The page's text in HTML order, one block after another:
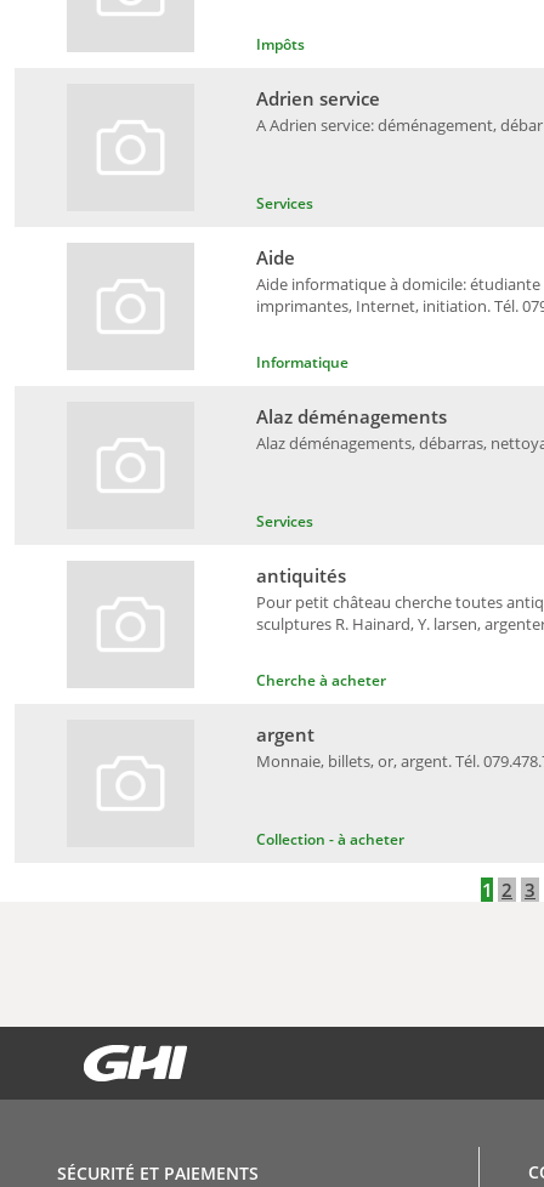
Impôts
Services
A Adrien service: déménagement,
Adrien service
Informatique
Aide informatique à domicile:
imprimantes, Internet, initiation. Tél.
Aide
Services
Alaz déménagements, débarras,
Alaz déménagements
Cherche à acheter
Pour petit château cherche toutes
sculptures R. Hainard, Y. larsen,
antiquités
Collection - à acheter
Monnaie, billets, or, argent. Tél.
argent
1 2 3
SÉCURITÉ ET PAIEMENTS